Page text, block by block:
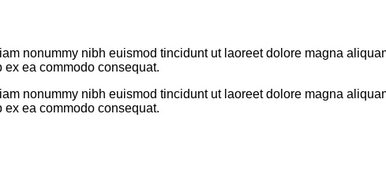
nonummy nibh euismod tincidunt ut laoreet dolore magna
ea commodo consequat.
nonummy nibh euismod tincidunt ut laoreet dolore magna
ea commodo consequat.